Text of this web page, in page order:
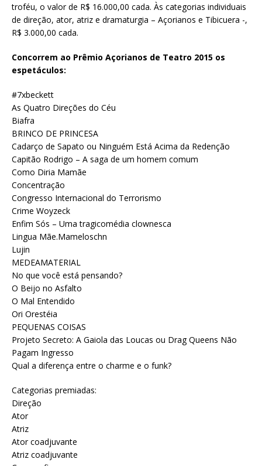
troféu, o valor de R$ 16.000,00 cada. Às categorias individuais
de direção, ator, atriz e dramaturgia – Açorianos e Tibicuera -,
R$ 3.000,00 cada.
Concorrem ao Prêmio Açorianos de Teatro 2015 os
espetáculos:
#7xbeckett
As Quatro Direções do Céu
Biafra
BRINCO DE PRINCESA
Cadarço de Sapato ou Ninguém Está Acima da Redenção
Capitão Rodrigo – A saga de um homem comum
Como Diria Mamãe
Concentração
Congresso Internacional do Terrorismo
Crime Woyzeck
Enfim Sós – Uma tragicomédia clownesca
Lingua Mãe.Mameloschn
Lujin
MEDEAMATERIAL
No que você está pensando?
O Beijo no Asfalto
O Mal Entendido
Ori Orestéia
PEQUENAS COISAS
Projeto Secreto: A Gaiola das Loucas ou Drag Queens Não
Pagam Ingresso
Qual a diferença entre o charme e o funk?
Categorias premiadas:
Direção
Ator
Atriz
Ator coadjuvante
Atriz coadjuvante